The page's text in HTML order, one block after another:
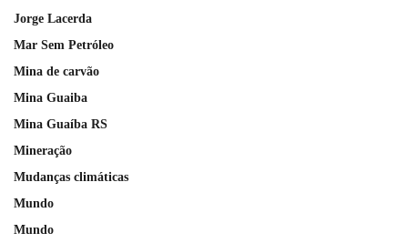
Jorge Lacerda
Mar Sem Petróleo
Mina de carvão
Mina Guaiba
Mina Guaíba RS
Mineração
Mudanças climáticas
Mundo
Mundo